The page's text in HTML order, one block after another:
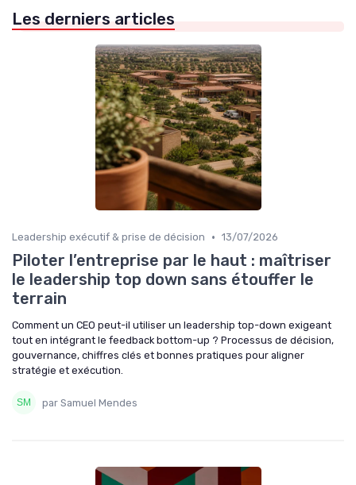
Les derniers articles
Leadership exécutif & prise de décision • 13/07/2026
Piloter l’entreprise par le haut : maîtriser
le leadership top down sans étouffer le
terrain
Comment un CEO peut-il utiliser un leadership top-down exigeant
tout en intégrant le feedback bottom-up ? Processus de décision,
gouvernance, chiffres clés et bonnes pratiques pour aligner
stratégie et exécution.
par Samuel Mendes